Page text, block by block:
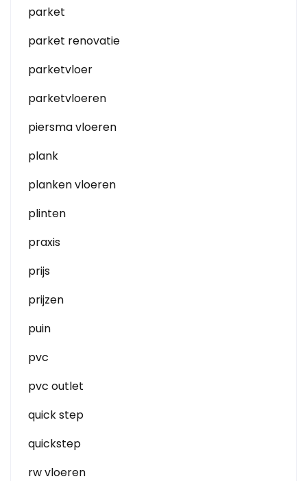
parket
parket renovatie
parketvloer
parketvloeren
piersma vloeren
plank
planken vloeren
plinten
praxis
prijs
prijzen
puin
pvc
pvc outlet
quick step
quickstep
rw vloeren